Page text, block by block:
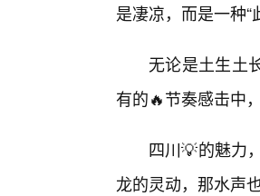
是凄凉，而是一种
无论是土生土
有的🔥节奏感击中
四川💡的魅力
龙的灵动，那水声